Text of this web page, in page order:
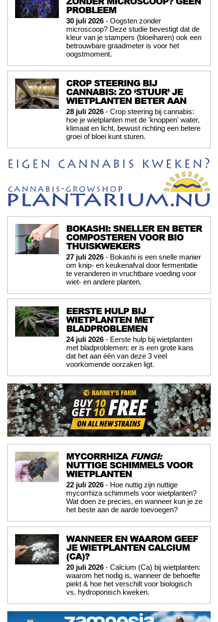
PROBLEEM
30 juli 2026 - Oogsten zonder
microscoop? Deze studie bevestigt dat de
kleur van je stampers (bloeiharen) ook een
betrouwbare graadmeter is voor het
oogstmoment.
CROP STEERING BIJ
CANNABIS: ZO ‘STUUR’ JE
WIETPLANTEN BETER AAN
28 juli 2026 - Crop steering bij cannabis:
hoe je wietplanten met de 'knoppen' water,
klimaat en licht, bewust richting een betere
groei of bloei kunt sturen.
BOKASHI: SNELLER EN BETER
COMPOSTEREN VOOR BIO
THUISKWEKERS
27 juli 2026 - Bokashi is een snelle manier
om knip- en keukenafval door fermentatie
te veranderen in vruchtbare voeding voor
wiet- en andere planten.
EERSTE HULP BIJ
WIETPLANTEN MET
BLADPROBLEMEN
24 juli 2026 - Eerste hulp bij wietplanten
met bladproblemen: er is een grote kans
dat het aan één van deze 3 veel
voorkomende oorzaken ligt.
MYCORRHIZAFUNGI:
NUTTIGE SCHIMMELS VOOR
WIETPLANTEN
22 juli 2026 - Hoe nuttig zijn nuttige
mycorrhiza schimmels voor wietplanten?
Wat doen ze precies, en wanneer kun je ze
het beste aan de aarde toevoegen?
WANNEER EN WAAROM GEEF
JE WIETPLANTEN CALCIUM
(CA)?
20 juli 2026 - Calcium (Ca) bij wietplanten:
waarom het nodig is, wanneer de behoefte
piekt & hoe het verschilt voor biologisch
vs. hydroponisch kweken.